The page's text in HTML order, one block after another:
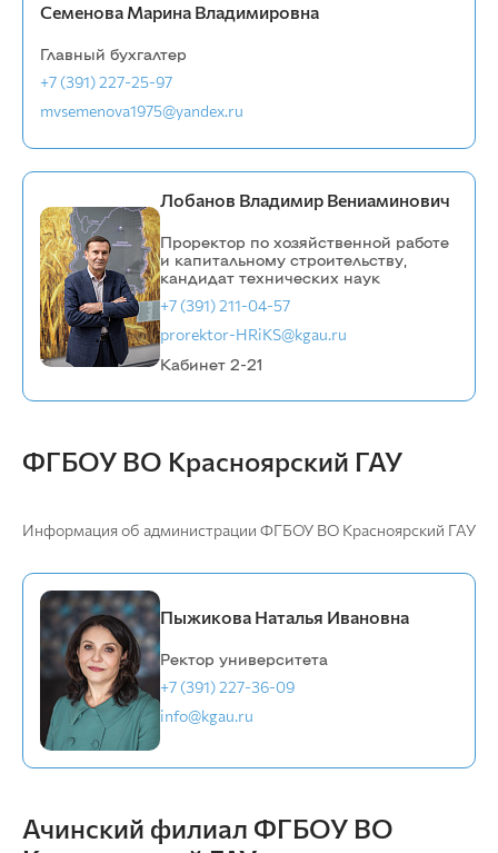
Семенова Марина Владимировна
Главный бухгалтер
+7 (391) 227-25-97
mvsemenova1975@yandex.ru
Лобанов Владимир Вениаминович
Проректор по хозяйственной работе
и капитальному строительству,
кандидат технических наук
+7 (391) 211-04-57
prorektor-HRiKS@kgau.ru
Кабинет 2-21
ФГБОУ ВО Красноярский ГАУ
Информация об администрации ФГБОУ ВО Красноярский ГАУ
Пыжикова Наталья Ивановна
Ректор университета
+7 (391) 227-36-09
info@kgau.ru
Ачинский филиал ФГБОУ ВО